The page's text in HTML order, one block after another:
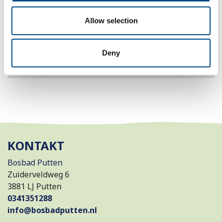
Allow selection
Deny
KONTAKT
Bosbad Putten
Zuiderveldweg 6
3881 LJ Putten
0341351288
info@bosbadputten.nl